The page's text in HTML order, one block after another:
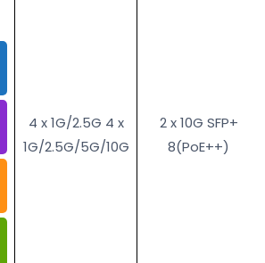
4 x 1G/2.5G 4 x
1G/2.5G/5G/10G
2 x 10G SFP+
8(PoE++)